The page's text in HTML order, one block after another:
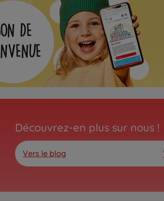
Découvrez-en plus sur nous !
Vers le blog